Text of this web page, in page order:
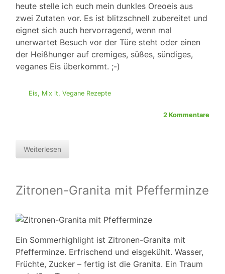
heute stelle ich euch mein dunkles Oreoeis aus
zwei Zutaten vor. Es ist blitzschnell zubereitet und
eignet sich auch hervorragend, wenn mal
unerwartet Besuch vor der Türe steht oder einen
der Heißhunger auf cremiges, süßes, sündiges,
veganes Eis überkommt. ;-)
Eis, Mix it, Vegane Rezepte
2 Kommentare
Weiterlesen
Zitronen-Granita mit Pfefferminze
Ein Sommerhighlight ist Zitronen-Granita mit
Pfefferminze. Erfrischend und eisgekühlt. Wasser,
Früchte, Zucker – fertig ist die Granita. Ein Traum